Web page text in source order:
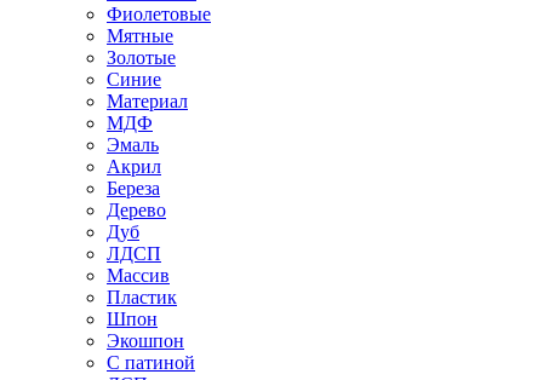
Фиолетовые
Мятные
Золотые
Синие
Материал
МДФ
Эмаль
Акрил
Береза
Дерево
Дуб
ЛДСП
Массив
Пластик
Шпон
Экошпон
С патиной